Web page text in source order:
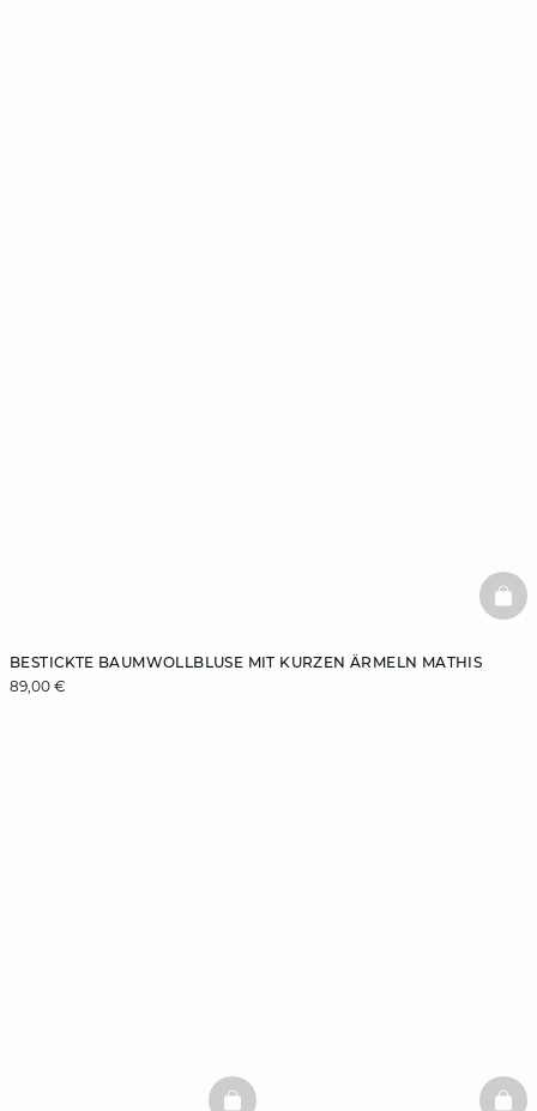
BESTICKTE BAUMWOLLBLUSE MIT KURZEN ÄRMELN MATHIS
89,00 €